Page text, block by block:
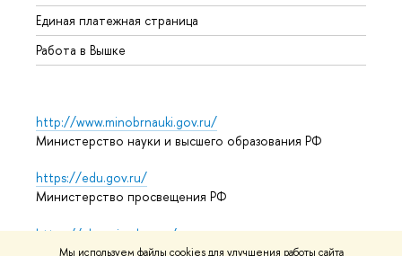
Мы используем файлы cookies для улучшения работы сайта
Единая платежная страница
Работа в Вышке
http://www.minobrnauki.gov.ru/
Министерство науки и высшего образования РФ
https://edu.gov.ru/
Министерство просвещения РФ
https://elearning.hse.ru/mooc